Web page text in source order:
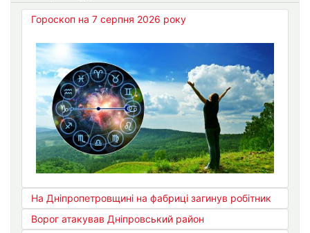
Гороскоп на 7 серпня 2026 року
На Дніпропетровщині на фабриці загинув робітник
Ворог атакував Дніпровський район